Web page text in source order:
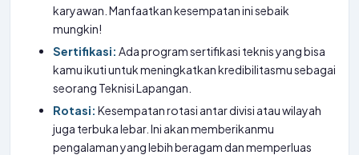
karyawan. Manfaatkan kesempatan ini sebaik
mungkin!
Sertifikasi: Ada program sertifikasi teknis yang bisa
kamu ikuti untuk meningkatkan kredibilitasmu sebagai
seorang Teknisi Lapangan.
Rotasi: Kesempatan rotasi antar divisi atau wilayah
juga terbuka lebar. Ini akan memberikanmu
pengalaman yang lebih beragam dan memperluas